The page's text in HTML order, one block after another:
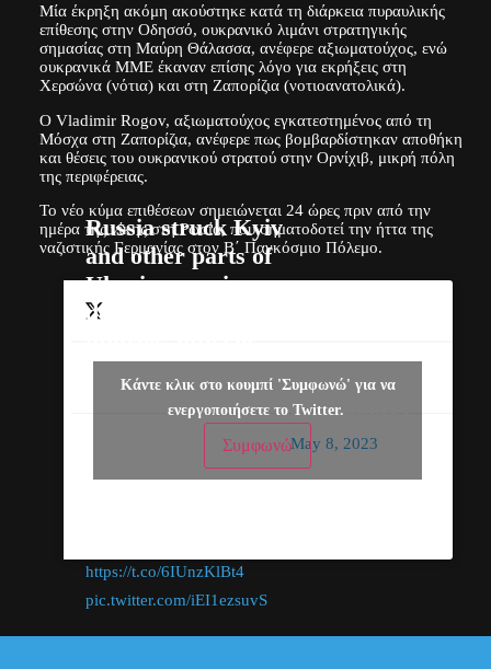
Μία έκρηξη ακόμη ακούστηκε κατά τη διάρκεια πυραυλικής
επίθεσης στην Οδησσό, ουκρανικό λιμάνι στρατηγικής
σημασίας στη Μαύρη Θάλασσα, ανέφερε αξιωματούχος, ενώ
ουκρανικά ΜΜΕ έκαναν επίσης λόγο για εκρήξεις στη
Χερσώνα (νότια) και στη Ζαπορίζια (νοτιοανατολικά).
Ο Vladimir Rogov, αξιωματούχος εγκατεστημένος από τη
Μόσχα στη Ζαπορίζια, ανέφερε πως βομβαρδίστηκαν αποθήκη
και θέσεις του ουκρανικού στρατού στην Ορνίχιβ, μικρή πόλη
της περιφέρειας.
Το νέο κύμα επιθέσεων σημειώνεται 24 ώρες πριν από την
ημέρα της νίκης στη Ρωσία, που σηματοδοτεί την ήττα της
ναζιστικής Γερμανίας στον Β΄ Παγκόσμιο Πόλεμο.
Russia struck Kyiv
and other parts of
Ukraine, sowing
destruction and
said, as Moscow
prepares for its
Victory Day
holiday that marks
the anniversary of
https://t.co/6IUnzKlBt4
pic.twitter.com/iEI1ezsuvS
— Reuters
(@Reuters)
May 8, 2023
Κάντε κλικ στο κουμπί 'Συμφωνώ' για να
ενεργοποιήσετε το Twitter.
Συμφωνώ